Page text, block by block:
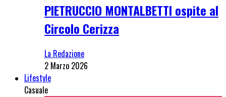
PIETRUCCIO MONTALBETTI ospite al
Circolo Cerizza
La Redazione
2 Marzo 2026
Lifestyle
Casuale